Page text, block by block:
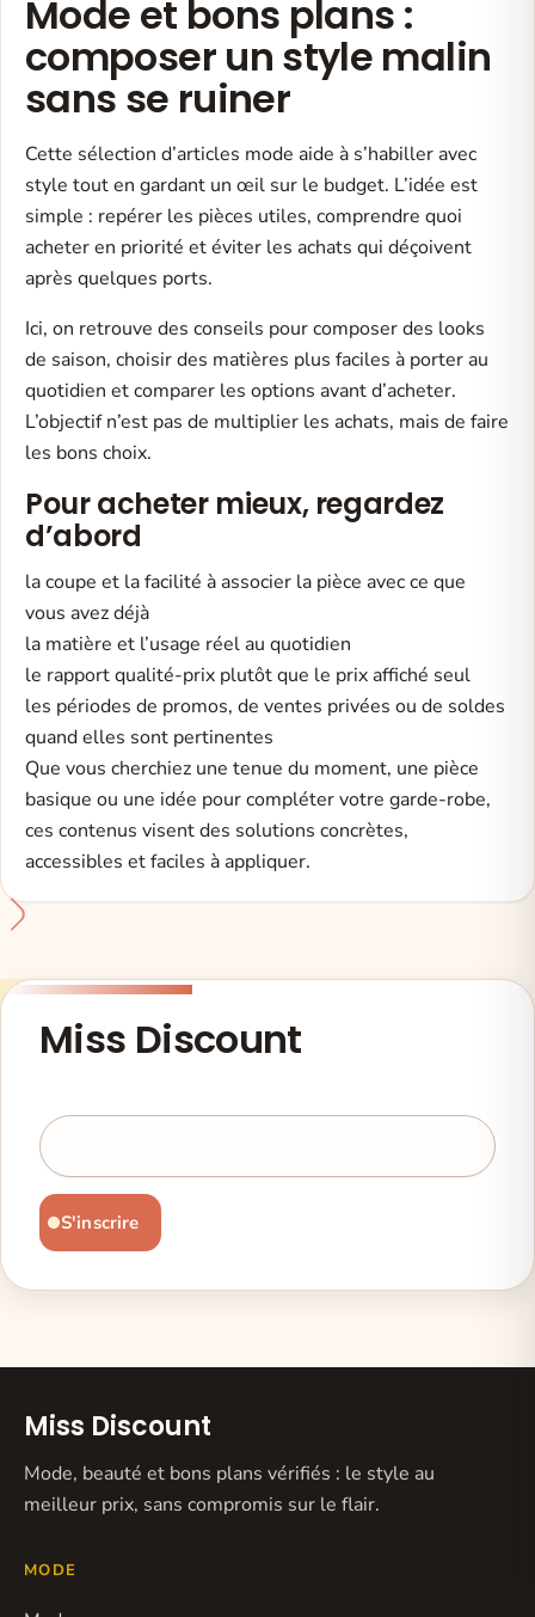
Mode et bons plans :
composer un style malin
sans se ruiner
Cette sélection d’articles mode aide à s’habiller avec
style tout en gardant un œil sur le budget. L’idée est
simple : repérer les pièces utiles, comprendre quoi
acheter en priorité et éviter les achats qui déçoivent
après quelques ports.
Ici, on retrouve des conseils pour composer des looks
de saison, choisir des matières plus faciles à porter au
quotidien et comparer les options avant d’acheter.
L’objectif n’est pas de multiplier les achats, mais de faire
les bons choix.
Pour acheter mieux, regardez
d’abord
la coupe et la facilité à associer la pièce avec ce que
vous avez déjà
la matière et l’usage réel au quotidien
le rapport qualité-prix plutôt que le prix affiché seul
les périodes de promos, de ventes privées ou de soldes
quand elles sont pertinentes
Que vous cherchiez une tenue du moment, une pièce
basique ou une idée pour compléter votre garde-robe,
ces contenus visent des solutions concrètes,
accessibles et faciles à appliquer.
Miss Discount
Adresse email
S'inscrire
Miss Discount
Mode, beauté et bons plans vérifiés : le style au
meilleur prix, sans compromis sur le flair.
MODE